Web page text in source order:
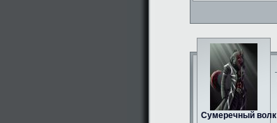
Сумеречный волк